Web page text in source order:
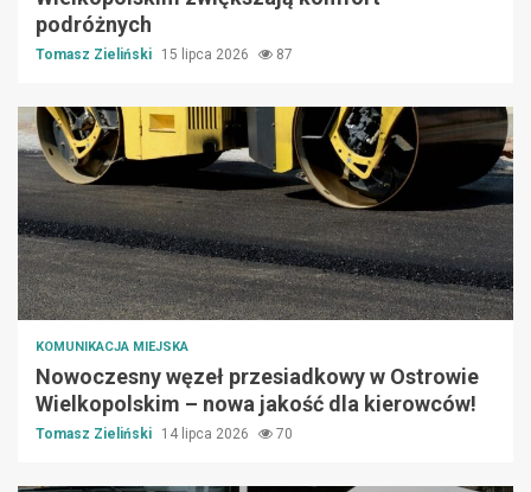
podróżnych
Tomasz Zieliński 15 lipca 2026 87
KOMUNIKACJA MIEJSKA
Nowoczesny węzeł przesiadkowy w Ostrowie
Wielkopolskim – nowa jakość dla kierowców!
Tomasz Zieliński 14 lipca 2026 70